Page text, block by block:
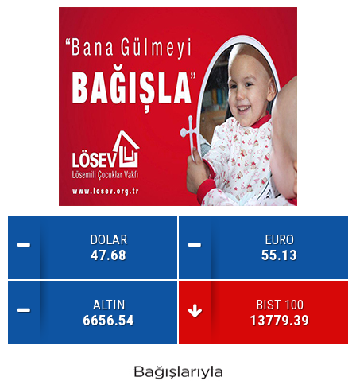
DOLAR
47.68
EURO
55.13
ALTIN
6656.54
BIST 100
13779.39